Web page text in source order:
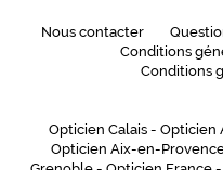
Nous contacter
Conditions
Conditions
Opticien Calais - Opticien
Opticien Aix-en-